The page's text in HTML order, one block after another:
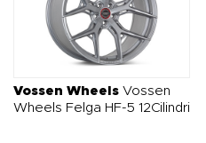
Vossen Wheels Vossen
Wheels Felga HF-5 12Cilindri